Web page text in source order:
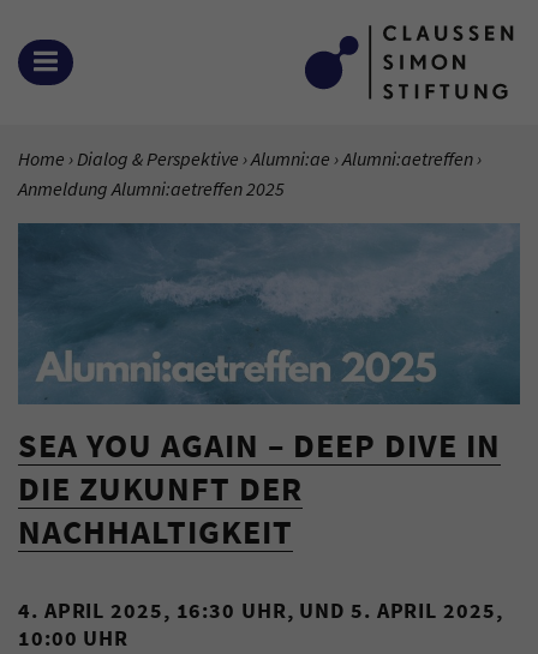
Zum Inhalt springen
MENÜ ÖFFNEN
SIE BEFINDEN SICH HIER:
Home Dialog & Perspektive Alumni:ae Alumni:aetreffen
Anmeldung Alumni:aetreffen 2025
SEA YOU AGAIN – DEEP DIVE IN
DIE ZUKUNFT DER
NACHHALTIGKEIT
4. APRIL 2025, 16:30 UHR, UND 5. APRIL 2025,
10:00 UHR